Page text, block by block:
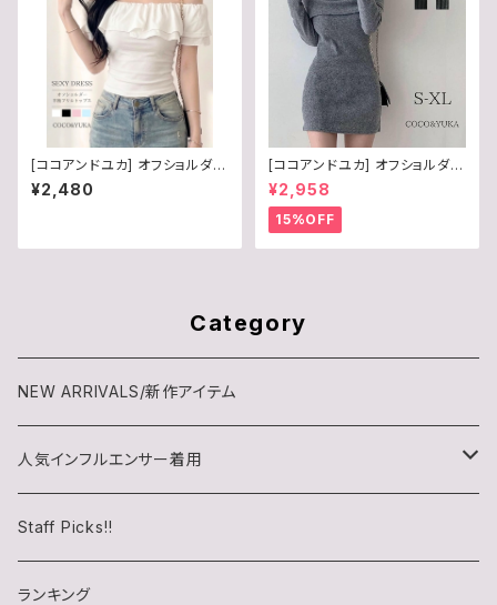
[ココアンドユカ] オフショルダー
トップス レディース 半袖 フリル
タイト カットソー 肩出し セクシ
¥2,480
[ココアンドユカ] オフショルダー
ニット タイト ミニ ワンピース セ
クシー チュニック ワンピ 長袖
肩出し かわいい レディース ロ
ング 肩紐 付き B0CL6M7KZD
¥2,958
15%OFF
Category
NEW ARRIVALS/新作アイテム
人気インフルエンサー着用
チロル(chiroru)さん
らいむたそさん
Staff Picks!!
ランキング